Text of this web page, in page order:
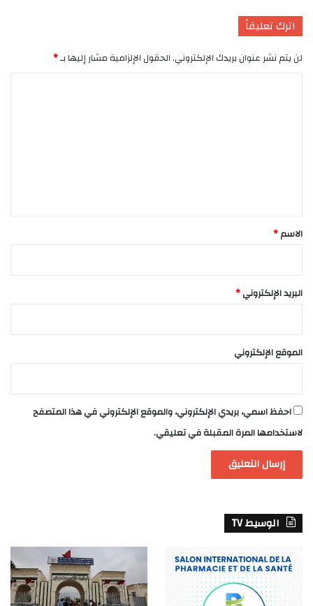
اترك تعليقاً
لن يتم نشر عنوان بريدك الإلكتروني.الحقول الإلزامية مشار إليها بـ*
*
الاسم*
البريد الإلكتروني*
الموقع الإلكتروني
احفظ اسمي، بريدي الإلكتروني، والموقع الإلكتروني في هذا المتصفح
لاستخدامها المرة المقبلة في تعليقي.
الوسيط TV